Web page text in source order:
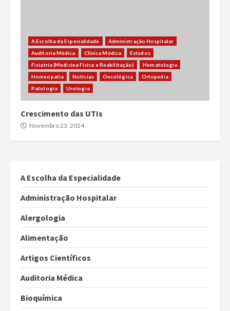
A Escolha da Especialidade
Administração Hospitalar
Auditoria Médica
Clínica Médica
Estudos
Fisiatria (Medicina Física e Reabilitação)
Hematologia
Homeopatia
Notícias Oncológica
Ortopedia
Patologia
Urologia
Crescimento das UTIs
Novembro 23, 2024
A Escolha da Especialidade
Administração Hospitalar
Alergologia
Alimentação
Artigos Científicos
Auditoria Médica
Bioquímica